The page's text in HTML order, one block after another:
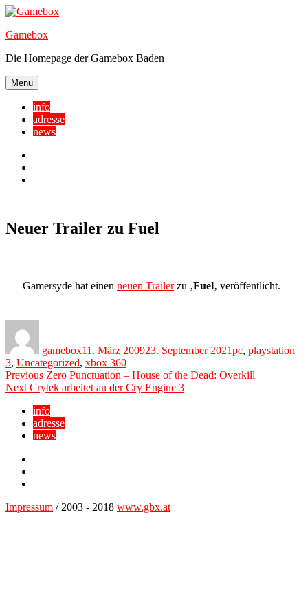
Skip
content
Gamebox
Die Homepage der Gamebox Baden
Menu
info
adresse
news
Neuer Trailer zu Fuel
Gamersyde hat einen neuen Trailerzu ‚Fuel‚ veröffentlicht.
gamebox11. März 200923. September 2021pc, playstation
3, Uncategorized, xbox 360
Beitragsnavigation
Previous Previous
post:
Zero Punctuation – House of the Dead: Overkill
Next Next
Crytek arbeitet an der Cry Engine 3
info
adresse
news
Impressum / 2003 - 2018 www.gbx.at